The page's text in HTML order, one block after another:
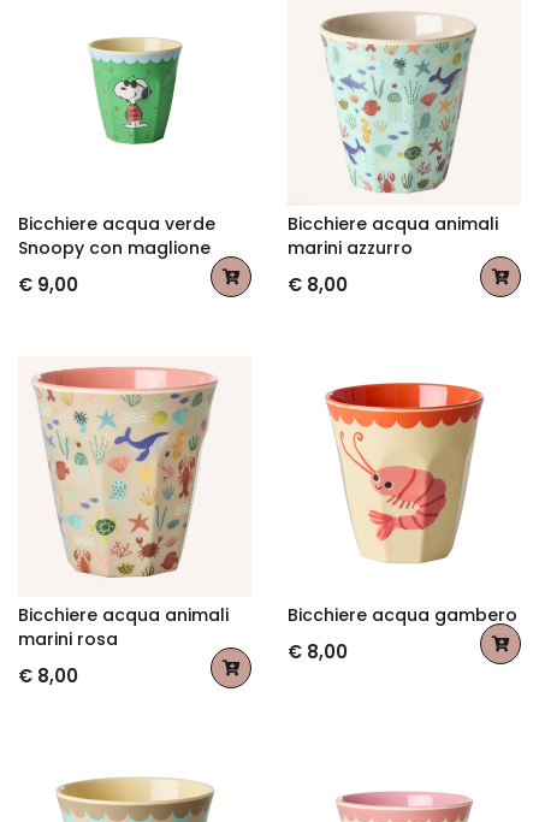
Bicchiere acqua verde
Snoopy con maglione
€ 9,00
Bicchiere acqua animali
marini azzurro
€ 8,00
Bicchiere acqua animali
marini rosa
€ 8,00
Bicchiere acqua gambero
€ 8,00